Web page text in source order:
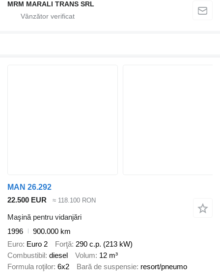
MRM MARALI TRANS SRL
MAN 26.292
22.500 EUR
≈ 118.100 RON
Maşină pentru vidanjări
1996
900.000 km
Euro Euro 2 Forţă 290 c.p. (213 kW)
Combustibil diesel Volum 12 m³
Formula roţilor 6x2 Bară de suspensie resort/pneumo